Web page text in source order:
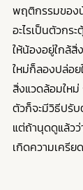
พฤติกรรมของน้
อะไรเป็นตัวกร
ให้น้องอยู่ใกล้สิ่
ใหม่ก็ลองปล่อ
สิ่งแวดล้อมให
ตัวก็จะมีวิธีปรั
แต่ถ้านุดดูแล้ว
เกิดความเครี